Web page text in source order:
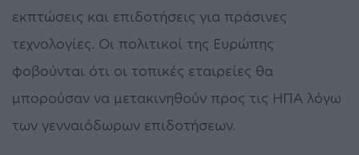
εκπτώσεις και επιδοτήσεις για πράσινες
τεχνολογίες. Οι πολιτικοί της Ευρώπης
φοβούνται ότι οι τοπικές εταιρείες θα
μπορούσαν να μετακινηθούν προς τις ΗΠΑ λόγω
των γενναιόδωρων επιδοτήσεων.